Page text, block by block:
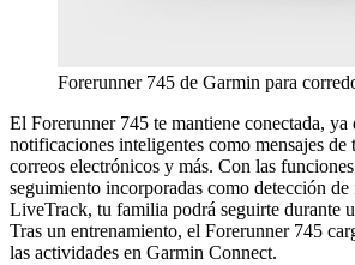
Forerunner 745 de Garmin para
El Forerunner 745 te mantiene conectada, ya
notificaciones inteligentes como mensajes de
correos electrónicos y más. Con las
seguimiento incorporadas como detección
LiveTrack, tu familia podrá seguirte durante
Tras un entrenamiento, el Forerunner 745
las actividades en Garmin Connect.